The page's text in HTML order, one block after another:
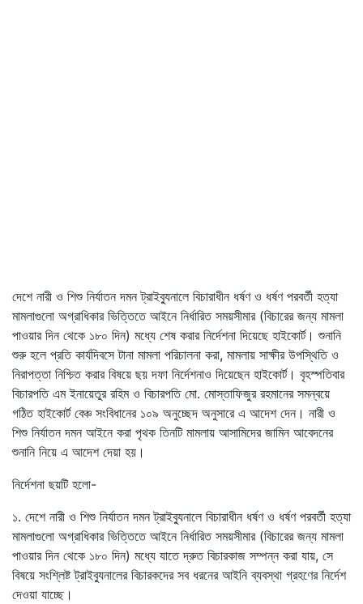
দেশে নারী ও শিশু নির্যাতন দমন ট্রাইব্যুনালে বিচারাধীন ধর্ষণ ও ধর্ষণ পরবর্তী হত্যা
মামলাগুলো অগ্রাধিকার ভিত্তিতে আইনে নির্ধারিত সময়সীমার (বিচারের জন্য মামলা
পাওয়ার দিন থেকে ১৮০ দিন) মধ্যে শেষ করার নির্দেশনা দিয়েছে হাইকোর্ট। শুনানি
শুরু হলে প্রতি কার্যদিবসে টানা মামলা পরিচালনা করা, মামলায় সাক্ষীর উপস্থিতি ও
নিরাপত্তা নিশ্চিত করার বিষয়ে ছয় দফা নির্দেশনাও দিয়েছেন হাইকোর্ট। বৃহস্পতিবার
বিচারপতি এম ইনায়েতুর রহিম ও বিচারপতি মো. মোস্তাফিজুর রহমানের সমন্বয়ে
গঠিত হাইকোর্ট বেঞ্চ সংবিধানের ১০৯ অনুচ্ছেদ অনুসারে এ আদেশ দেন। নারী ও
শিশু নির্যাতন দমন আইনে করা পৃথক তিনটি মামলায় আসামিদের জামিন আবেদনের
শুনানি নিয়ে এ আদেশ দেয়া হয়।
নির্দেশনা ছয়টি হলো-
১. দেশে নারী ও শিশু নির্যাতন দমন ট্রাইব্যুনালে বিচারাধীন ধর্ষণ ও ধর্ষণ পরবর্তী হত্যা
মামলাগুলো অগ্রাধিকার ভিত্তিতে আইনে নির্ধারিত সময়সীমার (বিচারের জন্য মামলা
পাওয়ার দিন থেকে ১৮০ দিন) মধ্যে যাতে দ্রুত বিচারকাজ সম্পন্ন করা যায়, সে
বিষয়ে সংশ্লিষ্ট ট্রাইব্যুনালের বিচারকদের সব ধরনের আইনি ব্যবস্থা গ্রহণের নির্দেশ
দেওয়া যাচ্ছে।